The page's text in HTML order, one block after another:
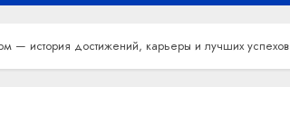
— история достижений, карьеры и лучших успехов